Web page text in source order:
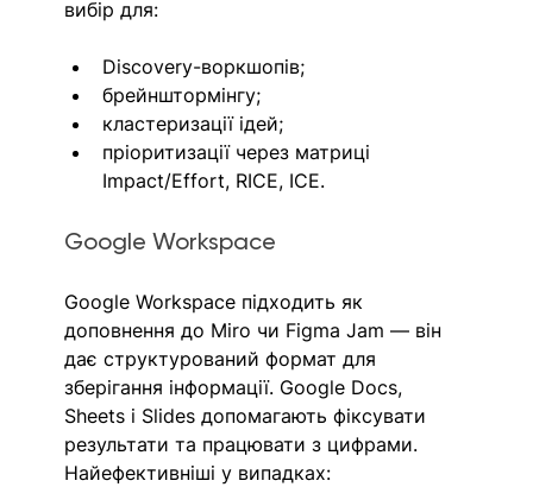
вибір для:
Discovery-воркшопів;
брейнштормінгу;
кластеризації ідей;
пріоритизації через матриці
Impact/Effort, RICE, ICE.
Google Workspace
Google Workspace підходить як
доповнення до Miro чи Figma Jam — він
дає структурований формат для
зберігання інформації. Google Docs,
Sheets і Slides допомагають фіксувати
результати та працювати з цифрами.
Найефективніші у випадках: